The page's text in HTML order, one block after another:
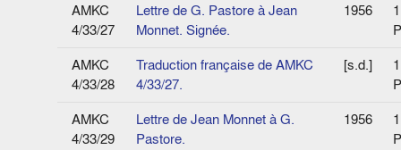
AMKC
4/33/27
Lettre de G. Pastore à Jean
Monnet. Signée.
1956
1
AMKC
4/33/28
Traduction française de AMKC
4/33/27.
[s.d.]
1
AMKC
4/33/29
Lettre de Jean Monnet à G.
Pastore.
1956
1